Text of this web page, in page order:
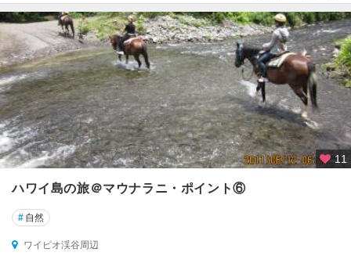
11
ハワイ島の旅＠マウナラニ・ポイント⑥
# 自然
ワイピオ渓谷周辺